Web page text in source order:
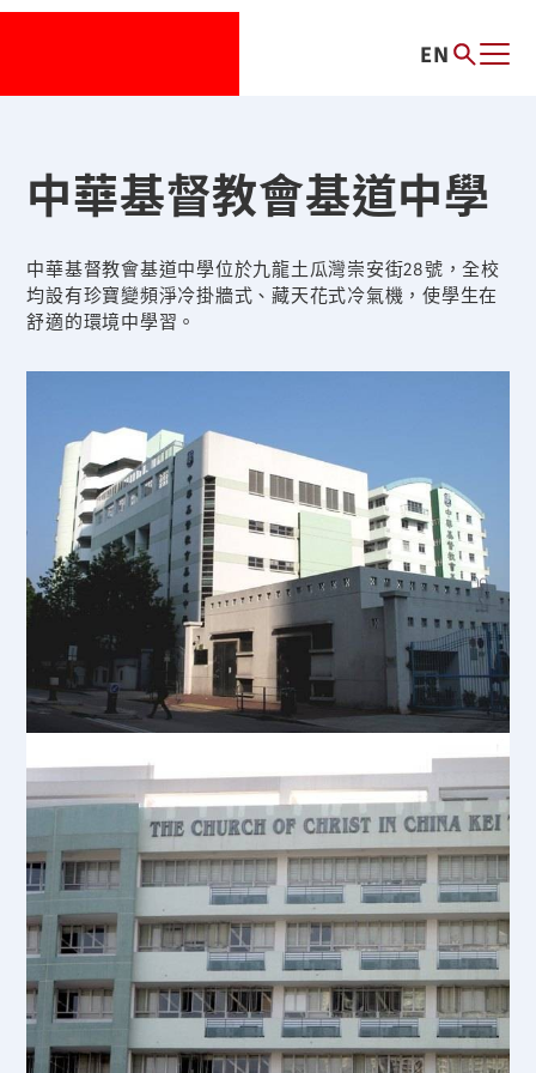
EN
中華基督教會基道中學
中華基督教會基道中學位於九龍土瓜灣崇安街28號，全校
均設有珍寶變頻淨冷掛牆式、藏天花式冷氣機，使學生在
舒適的環境中學習。